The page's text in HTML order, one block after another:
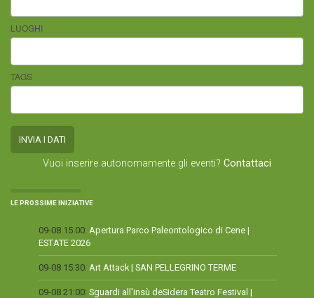
LUOGHI
TAGS
Vuoi inserire autonomamente gli eventi? Contattaci
LE PROSSIME INIZIATIVE
09-08 15:00: Apertura Parco Paleontologico di Cene |
ESTATE 2026
09-08 15:30: Art Attack | SAN PELLEGRINO TERME
09-08 21:00: Sguardi all'insù deSidera Teatro Festival |